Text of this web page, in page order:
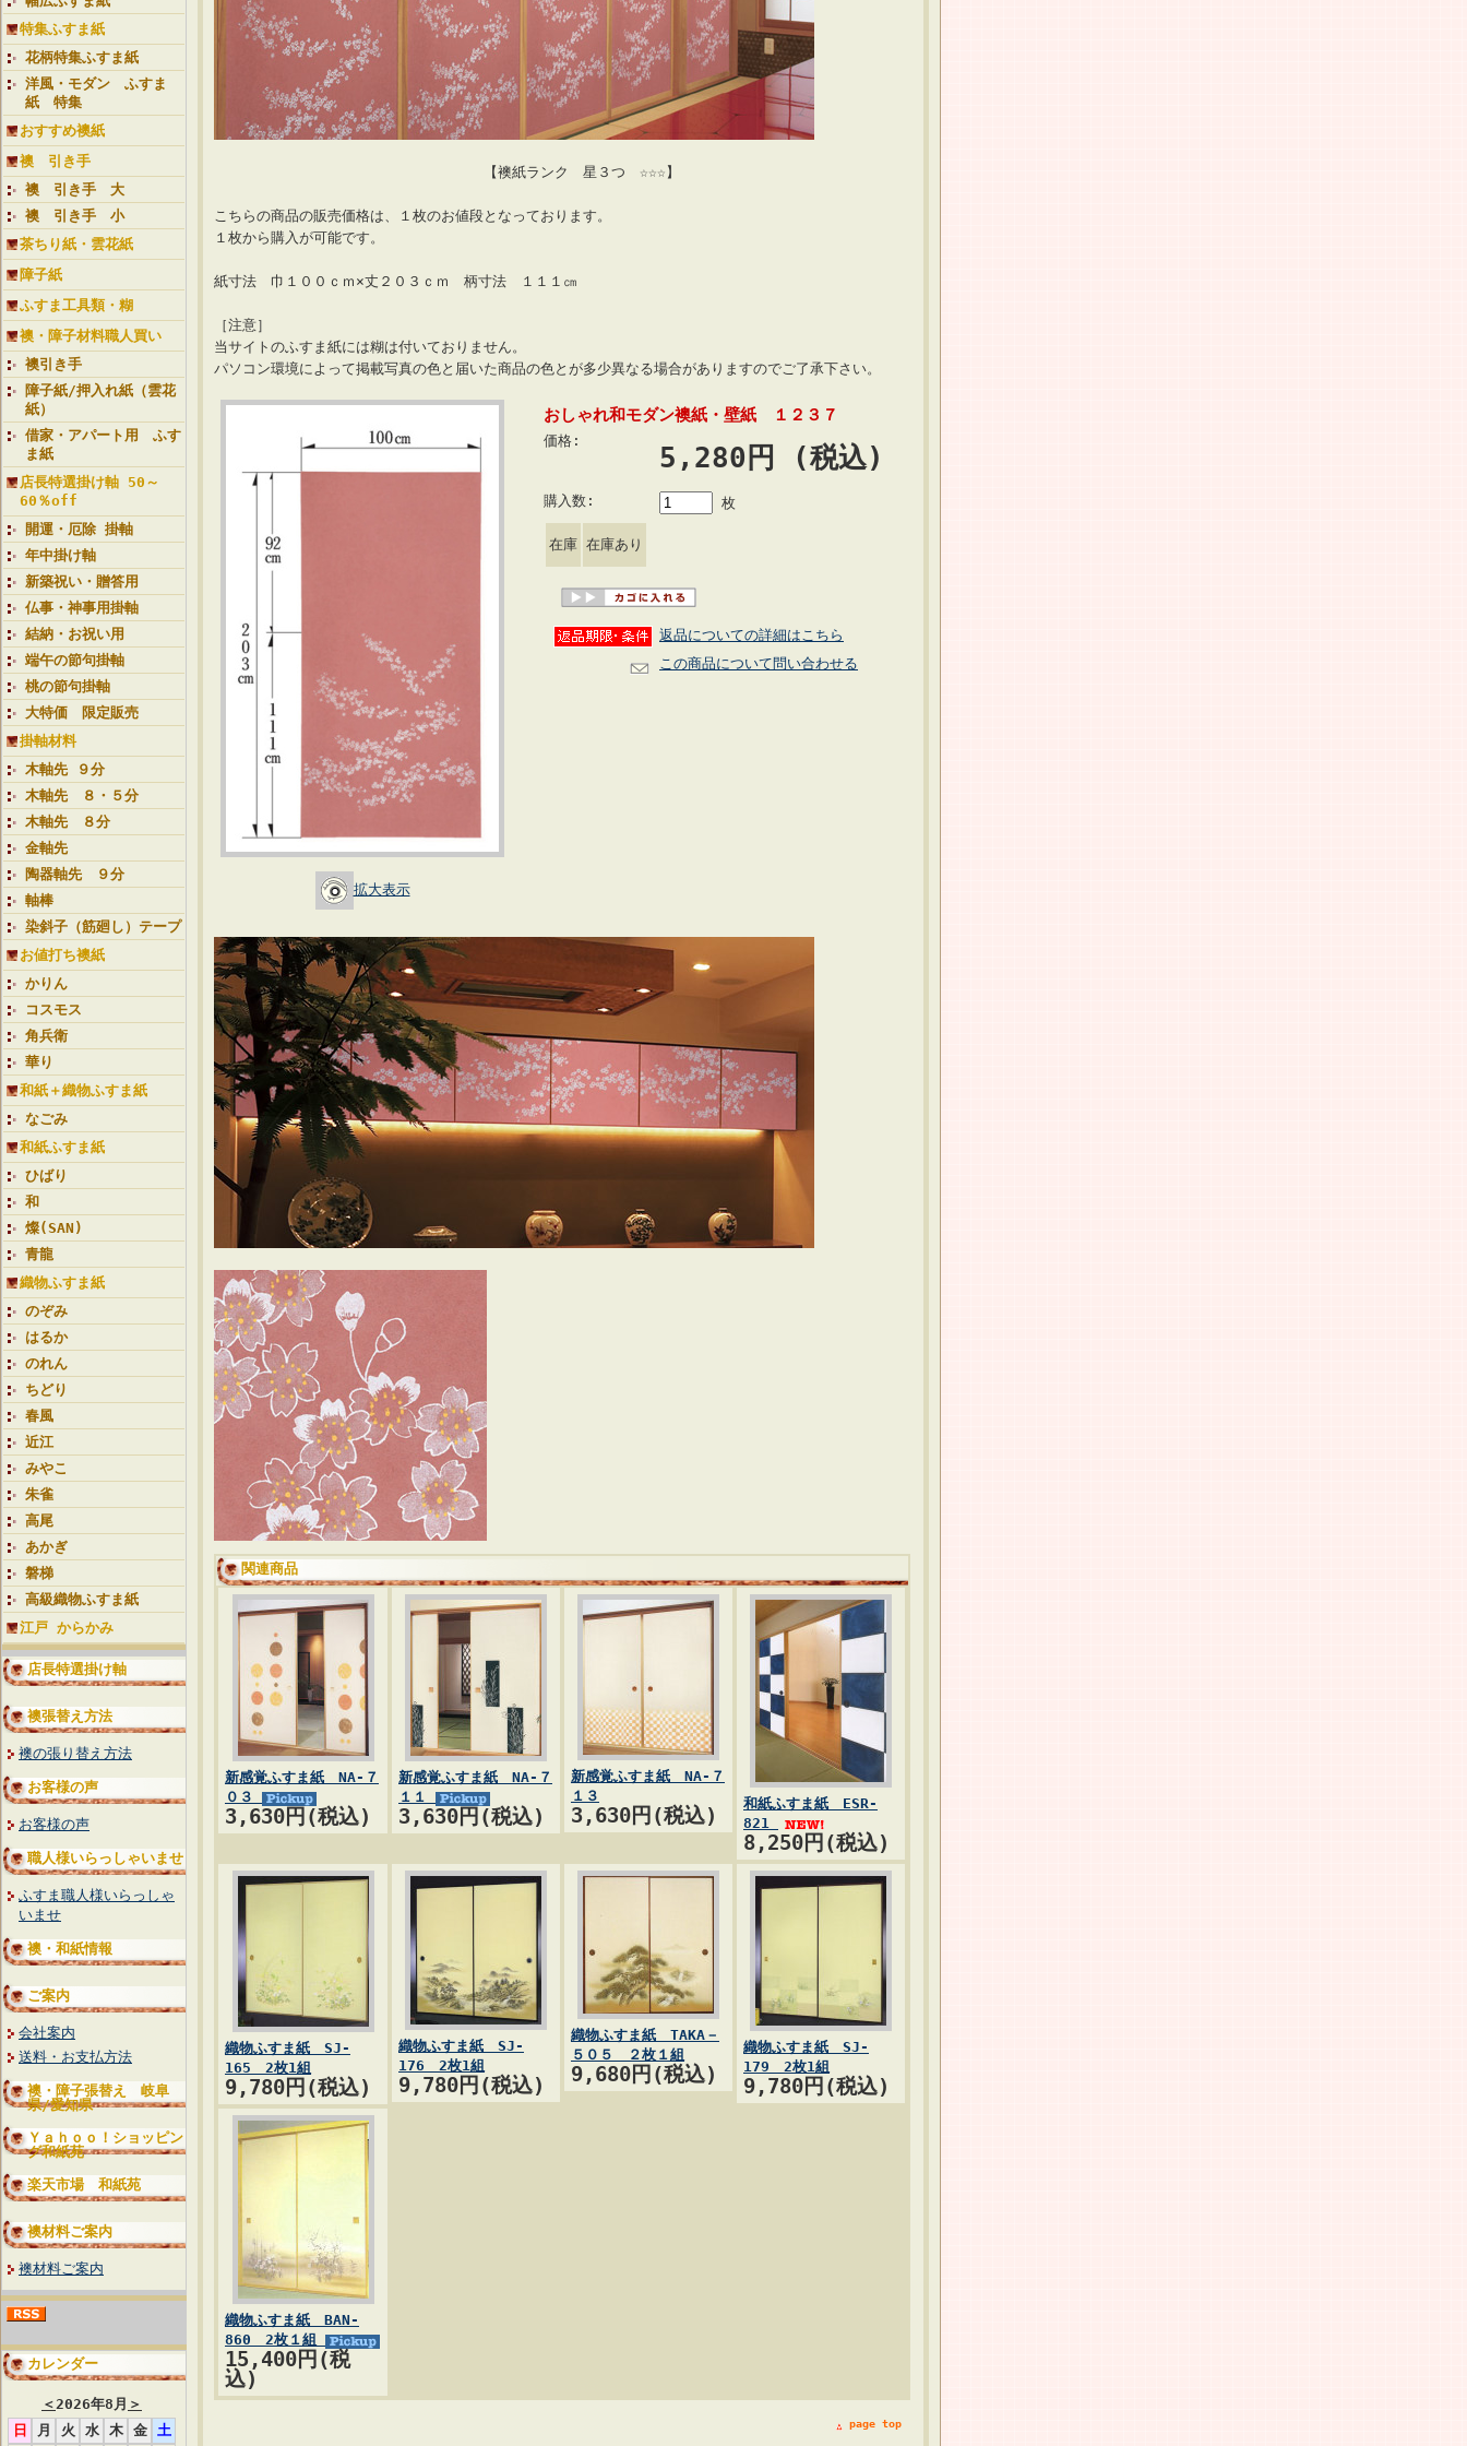
特集ふすま紙
花柄特集ふすま紙
洋風・モダン ふすま
紙 特集
おすすめ襖紙
襖 引き手
襖 引き手 大
襖 引き手 小
茶ちり紙・雲花紙
障子紙
ふすま工具類・糊
襖・障子材料職人買い
襖引き手
障子紙/押入れ紙（雲花
紙）
借家・アパート用 ふす
ま紙
店長特選掛け軸 50～
60％off
開運・厄除 掛軸
年中掛け軸
新築祝い・贈答用
仏事・神事用掛軸
結納・お祝い用
端午の節句掛軸
桃の節句掛軸
大特価 限定販売
掛軸材料
木軸先 ９分
木軸先 ８・５分
木軸先 ８分
金軸先
陶器軸先 ９分
軸棒
染斜子（筋廻し）テープ
お値打ち襖紙
かりん
コスモス
角兵衛
華り
和紙＋織物ふすま紙
なごみ
和紙ふすま紙
ひばり
和
燦(SAN)
青龍
織物ふすま紙
のぞみ
はるか
のれん
ちどり
春風
近江
みやこ
朱雀
高尾
あかぎ
磐梯
高級織物ふすま紙
江戸 からかみ
店長特選掛け軸
襖張替え方法
襖の張り替え方法
お客様の声
お客様の声
職人様いらっしゃいませ
ふすま職人様いらっしゃ
いませ
襖・和紙情報
ご案内
会社案内
送料・お支払方法
襖・障子張替え 岐阜
県/愛知県
Ｙａｈｏｏ！ショッピン
グ和紙苑
楽天市場 和紙苑
襖材料ご案内
襖材料ご案内
カレンダー
＜2026年8月 ＞
日
月 火 水 木 金 土
【襖紙ランク 星３つ ☆☆☆】
こちらの商品の販売価格は、１枚のお値段となっております。
１枚から購入が可能です。
紙寸法 巾１００ｃｍ×丈２０３ｃｍ 柄寸法 １１１㎝
［注意］
当サイトのふすま紙には糊は付いておりません。
パソコン環境によって掲載写真の色と届いた商品の色とが多少異なる場合がありますのでご了承下さい。
拡大表示
おしゃれ和モダン襖紙・壁紙 １２３７
価格:
5,280円 (税込)
購入数: 枚
在庫 在庫あり
返品についての詳細はこちら
この商品について問い合わせる
関連商品
新感覚ふすま紙 NA-７
０３
3,630円(税込)
新感覚ふすま紙 NA-７
１１
3,630円(税込)
新感覚ふすま紙 NA-７
１３
3,630円(税込)
和紙ふすま紙 ESR-
821
8,250円(税込)
織物ふすま紙 SJ-
165 2枚1組
9,780円(税込)
織物ふすま紙 SJ-
176 2枚1組
9,780円(税込)
織物ふすま紙 TAKA－
５０５ ２枚１組
9,680円(税込)
織物ふすま紙 SJ-
179 2枚1組
9,780円(税込)
織物ふすま紙 BAN-
860 2枚１組
15,400円(税
込)
page top